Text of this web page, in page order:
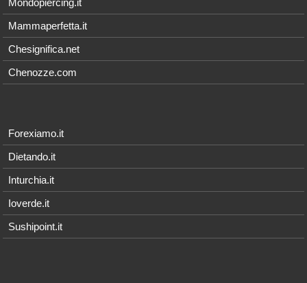
Mammaperfetta.it
Chesignifica.net
Chenozze.com
Forexiamo.it
Dietando.it
Inturchia.it
Ioverde.it
Sushipoint.it